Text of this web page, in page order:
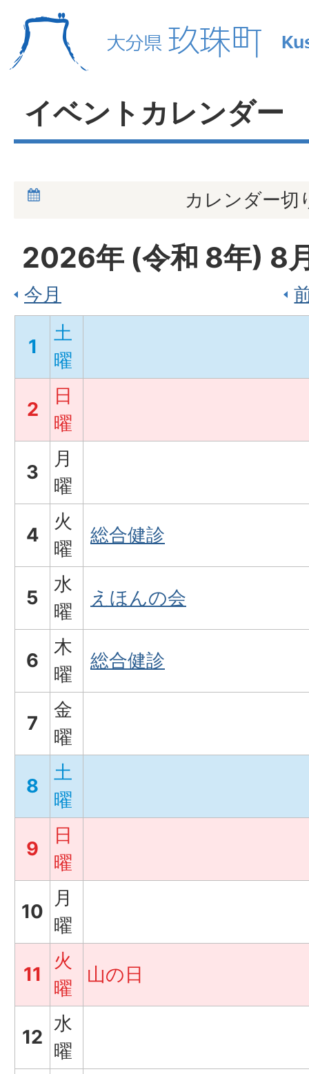
イベントカレンダー
カレンダー切
2026年 (令和 8年) 8
今月
1
土
曜
2
日
曜
3
月
曜
4
火
曜
総合健診
5
水
曜
えほんの会
6
木
曜
総合健診
7
金
曜
8
土
曜
9
日
曜
10
月
曜
11
火
曜
山の日
12
水
曜